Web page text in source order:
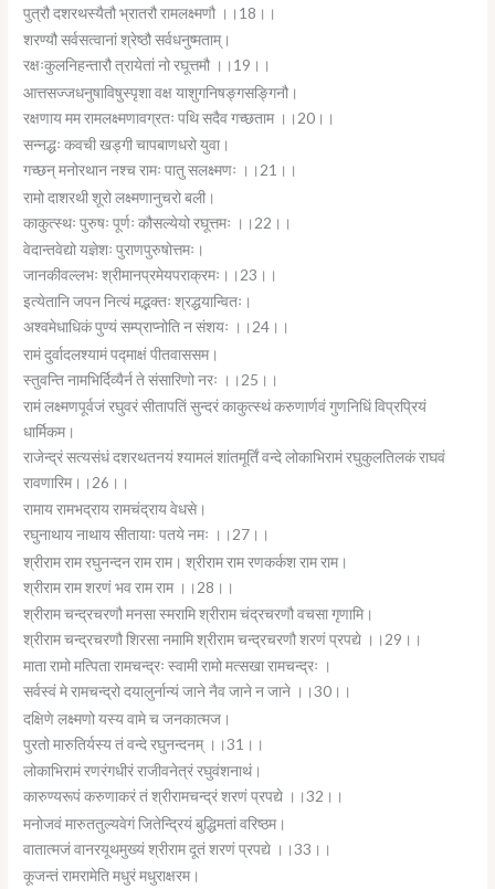
पुत्रौ दशरथस्यैतौ भ्रातरौ रामलक्ष्मणौ ।।18।।
शरण्यौ सर्वसत्वानां श्रेष्ठौ सर्वधनुष्मताम्।
रक्षःकुलनिहन्तारौ त्रायेतां नो रघूत्तमौ ।।19।।
आत्तसज्जधनुषाविषुस्पृशा वक्ष याशुगनिषङ्गसङ्गिनौ।
रक्षणाय मम रामलक्ष्मणावग्रतः पथि सदैव गच्छताम ।।20।।
सन्नद्धः कवची खड्गी चापबाणधरो युवा।
गच्छन् मनोरथान नश्च रामः पातु सलक्ष्मणः ।।21।।
रामो दाशरथी शूरो लक्ष्मणानुचरो बली।
काकुत्स्थः पुरुषः पूर्णः कौसल्येयो रघूत्तमः ।।22।।
वेदान्तवेद्यो यज्ञेशः पुराणपुरुषोत्तमः।
जानकीवल्लभः श्रीमानप्रमेयपराक्रमः।।23।।
इत्येतानि जपन नित्यं मद्भक्तः श्रद्धयान्वितः।
अश्वमेधाधिकं पुण्यं सम्प्राप्नोति न संशयः ।।24।।
रामं दुर्वादलश्यामं पद्माक्षं पीतवाससम।
स्तुवन्ति नामभिर्दिव्यैर्न ते संसारिणो नरः ।।25।।
रामं लक्ष्मणपूर्वजं रघुवरं सीतापतिं सुन्दरं काकुत्स्थं करुणार्णवं गुणनिधिं विप्रप्रियं
धार्मिकम।
राजेन्द्रं सत्यसंधं दशरथतनयं श्यामलं शांतमूर्तिं वन्दे लोकाभिरामं रघुकुलतिलकं राघवं
रावणारिम।।26।।
रामाय रामभद्राय रामचंद्राय वेधसे।
रघुनाथाय नाथाय सीतायाः पतये नमः ।।27।।
श्रीराम राम रघुनन्दन राम राम। श्रीराम राम रणकर्कश राम राम।
श्रीराम राम शरणं भव राम राम ।।28।।
श्रीराम चन्द्रचरणौ मनसा स्मरामि श्रीराम चंद्रचरणौ वचसा गृणामि।
श्रीराम चन्द्रचरणौ शिरसा नमामि श्रीराम चन्द्रचरणौ शरणं प्रपद्ये ।।29।।
माता रामो मत्पिता रामचन्द्रः स्वामी रामो मत्सखा रामचन्द्रः ।
सर्वस्वं मे रामचन्द्रो दयालुर्नान्यं जाने नैव जाने न जाने ।।30।।
दक्षिणे लक्ष्मणो यस्य वामे च जनकात्मज।
पुरतो मारुतिर्यस्य तं वन्दे रघुनन्दनम् ।।31।।
लोकाभिरामं रणरंगधीरं राजीवनेत्रं रघुवंशनाथं।
कारुण्यरूपं करुणाकरं तं श्रीरामचन्द्रं शरणं प्रपद्ये ।।32।।
मनोजवं मारुततुल्यवेगं जितेन्द्रियं बुद्धिमतां वरिष्ठम।
वातात्मजं वानरयूथमुख्यं श्रीराम दूतं शरणं प्रपद्ये ।।33।।
कूजन्तं रामरामेति मधुरं मधुराक्षरम।